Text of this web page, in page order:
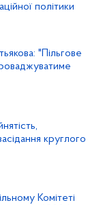
політики
"Пільгове
круглого
Комітеті